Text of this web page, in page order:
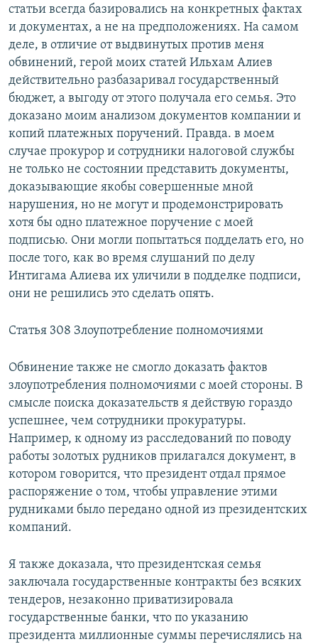
статьи всегда базировались на конкретных фактах
и документах, а не на предположениях. На самом
деле, в отличие от выдвинутых против меня
обвинений, герой моих статей Ильхам Алиев
действительно разбазаривал государственный
бюджет, а выгоду от этого получала его семья. Это
доказано моим анализом документов компании и
копий платежных поручений. Правда. в моем
случае прокурор и сотрудники налоговой службы
не только не состоянии представить документы,
доказывающие якобы совершенные мной
нарушения, но не могут и продемонстрировать
хотя бы одно платежное поручение с моей
подписью. Они могли попытаться подделать его, но
после того, как во время слушаний по делу
Интигама Алиева их уличили в подделке подписи,
они не решились это сделать опять.
Статья 308 Злоупотребление полномочиями
Обвинение также не смогло доказать фактов
злоупотребления полномочиями с моей стороны. В
смысле поиска доказательств я действую гораздо
успешнее, чем сотрудники прокуратуры.
Например, к одному из расследований по поводу
работы золотых рудников прилагался документ, в
котором говорится, что президент отдал прямое
распоряжение о том, чтобы управление этими
рудниками было передано одной из президентских
компаний.
Я также доказала, что президентская семья
заключала государственные контракты без всяких
тендеров, незаконно приватизировала
государственные банки, что по указанию
президента миллионные суммы перечислялись на